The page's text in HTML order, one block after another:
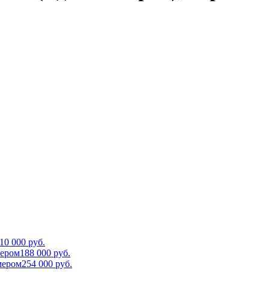
000 руб.
188 000 руб.
254 000 руб.